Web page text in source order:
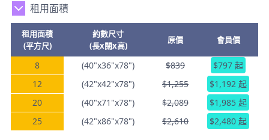
租用面積
租用面積
(平方尺)
約數尺寸
(長x闊x高)
原價 會員價
8 (40"x36"x78") $839
$797 起
12
(42"x42"x78") $1,255
$1,192 起
20
(40"x71"x78") $2,089
$1,985 起
25
(42"x86"x78") $2,610 $2,480 起